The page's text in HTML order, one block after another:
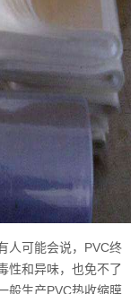
可能会说，PVC终
性和异味，也免不了
般生产PVC热收缩膜